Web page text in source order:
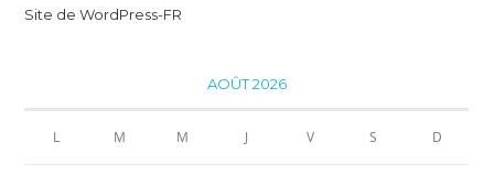
Site de WordPress-FR
AOÛT 2026
L M M J V S D